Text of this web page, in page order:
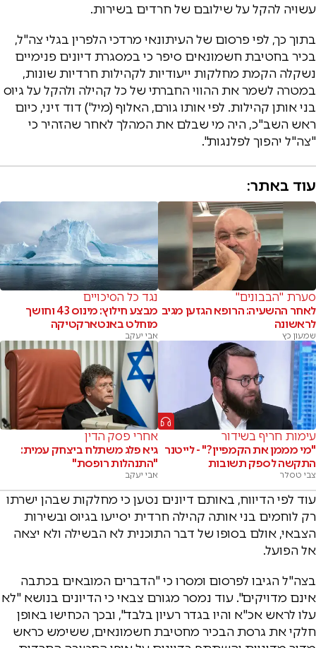
עשויה להקל על שילובם של חרדים בשירות.
בתוך כך, לפי פרסום של העיתונאי מרדכי הלפרין בגלי צה"ל,
בכיר בחטיבת חשמונאים סיפר כי במסגרת דיונים פנימיים
נשקלה הקמת מחלקות ייעודיות לקהילות חרדיות שונות,
במטרה לשמר את ההווי החברתי של כל קהילה ולהקל על גיוס
בני אותן קהילות. לפי אותו גורם, האלוף (מיל') דוד זיני, כיום
ראש השב"כ, היה מי שבלם את המהלך לאחר שהזהיר כי
"צה"ל יהפוך לפלנגות".
עוד באתר:
סערת "הבבונים"
לאחר ההשעיה: הרופא הגזען מגיב
לראשונה
שמעון כץ
נגד כל הסיכויים
מבצע חילוץ: מינוס 43 וחושך
מוחלט באנטארקטיקה
אבי יעקב
עימות חריף בשידור
"מי מממן את הקמפיין?" - לייטנר
התקשה לספק תשובות
צבי טסלר
אחרי פסק הדין
גיא פלג משתלח ביצחק עמית:
"התנהלות רופסת"
אבי יעקב
עוד לפי הדיווח, באותם דיונים נטען כי מחלקות שבהן ישרתו
רק לוחמים בני אותה קהילה חרדית יסייעו בגיוס ובשירות
הצבאי, אולם בסופו של דבר התוכנית לא הבשילה ולא יצאה
אל הפועל.
בצה"ל הגיבו לפרסום ומסרו כי "הדברים המובאים בכתבה
אינם מדויקים". עוד נמסר מגורם צבאי כי הדיונים בנושא "לא
עלו לראש אכ"א והיו בגדר רעיון בלבד", ובכך הכחישו באופן
חלקי את גרסת הבכיר מחטיבת חשמונאים, ששימש כראש